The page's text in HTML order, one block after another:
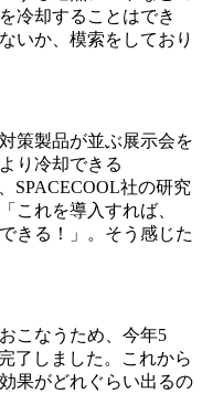
冷却することはでき
いか、模索をしており
策製品が並ぶ展示会を
り冷却できる
SPACECOOL社の研究
これを導入すれば、
きる！」。そう感じた
こなうため、今年5
了しました。これから
果がどれぐらい出るの